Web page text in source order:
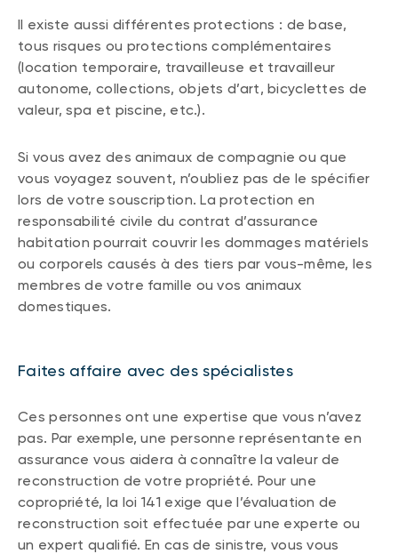
Il existe aussi différentes protections : de base,
tous risques ou protections complémentaires
(location temporaire, travailleuse et travailleur
autonome, collections, objets d’art, bicyclettes de
valeur, spa et piscine, etc.).
Si vous avez des animaux de compagnie ou que
vous voyagez souvent, n’oubliez pas de le spécifier
lors de votre souscription. La protection en
responsabilité civile du contrat d’assurance
habitation pourrait couvrir les dommages matériels
ou corporels causés à des tiers par vous-même, les
membres de votre famille ou vos animaux
domestiques.
Faites affaire avec des spécialistes
Ces personnes ont une expertise que vous n’avez
pas. Par exemple, une personne représentante en
assurance vous aidera à connaître la valeur de
reconstruction de votre propriété. Pour une
copropriété, la loi 141 exige que l’évaluation de
reconstruction soit effectuée par une experte ou
un expert qualifié. En cas de sinistre, vous vous